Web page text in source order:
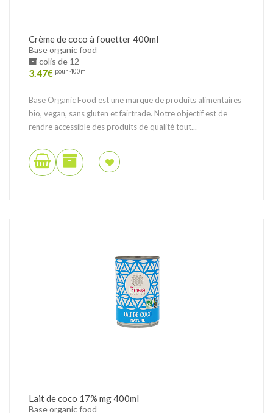
Crème de coco à fouetter 400ml
Base organic food
colis de 12
3.47€ pour 400ml
Base Organic Food est une marque de produits alimentaires
bio, vegan, sans gluten et fairtrade. Notre objectif est de
rendre accessible des produits de qualité tout...
Lait de coco 17% mg 400ml
Base organic food